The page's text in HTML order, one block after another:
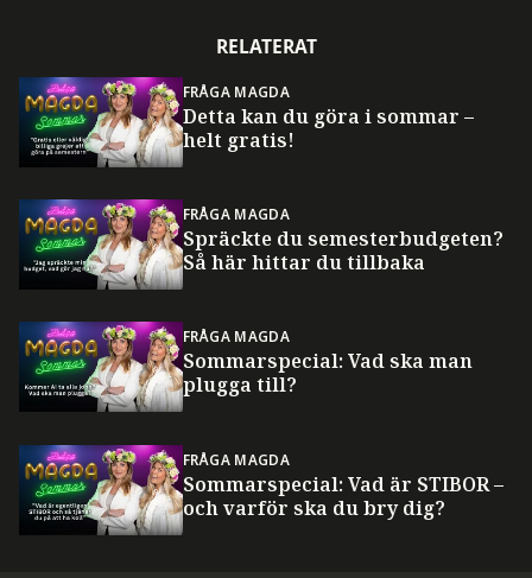
RELATERAT
FRÅGA MAGDA
Detta kan du göra i sommar –
helt gratis!
FRÅGA MAGDA
Spräckte du semesterbudgeten?
Så här hittar du tillbaka
FRÅGA MAGDA
Sommarspecial: Vad ska man
plugga till?
FRÅGA MAGDA
Sommarspecial: Vad är STIBOR –
och varför ska du bry dig?